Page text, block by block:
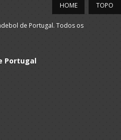
TOPO
HOME
de Portugal. Todos os
Portugal